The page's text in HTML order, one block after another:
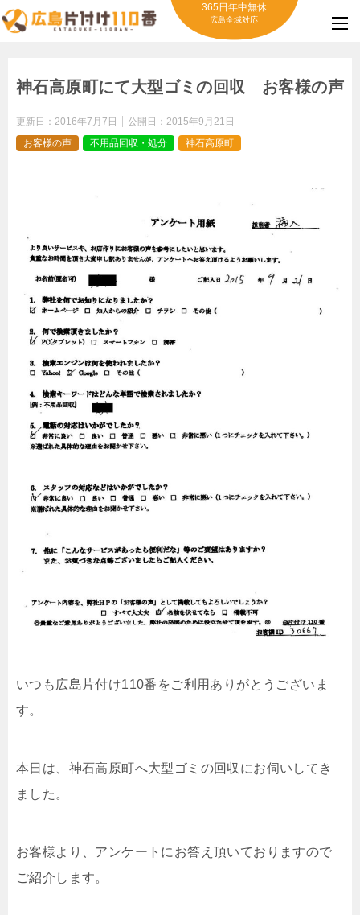
365日年中無休
広島全域対応
神石高原町にて大型ゴミの回収 お客様の声
更新日： 2016年7月7日 公開日： 2015年9月21日
お客様の声
不用品回収・処分 神石高原町
いつも広島片付け110番をご利用ありがとうございま
す。
本日は、神石高原町へ大型ゴミの回収にお伺いしてき
ました。
お客様より、アンケートにお答え頂いておりますので
ご紹介します。